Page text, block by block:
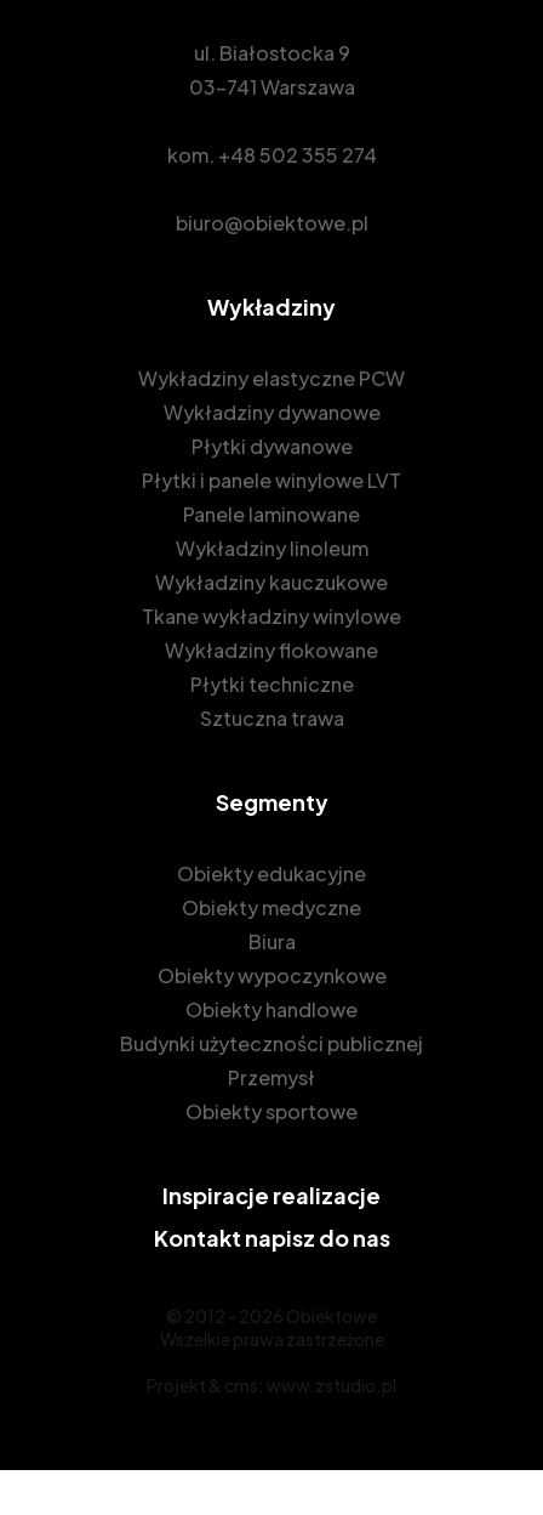
ul. Białostocka 9
03-741 Warszawa
kom. +48 502 355 274
biuro@obiektowe.pl
Wykładziny
Wykładziny elastyczne PCW
Wykładziny dywanowe
Płytki dywanowe
Płytki i panele winylowe LVT
Panele laminowane
Wykładziny linoleum
Wykładziny kauczukowe
Tkane wykładziny winylowe
Wykładziny flokowane
Płytki techniczne
Sztuczna trawa
Segmenty
Obiekty edukacyjne
Obiekty medyczne
Biura
Obiekty wypoczynkowe
Obiekty handlowe
Budynki użyteczności publicznej
Przemysł
Obiekty sportowe
Inspiracje realizacje
Kontakt napisz do nas
© 2012 - 2026 Obiektowe
Wszelkie prawa zastrzeżone
Projekt & cms: www.zstudio.pl